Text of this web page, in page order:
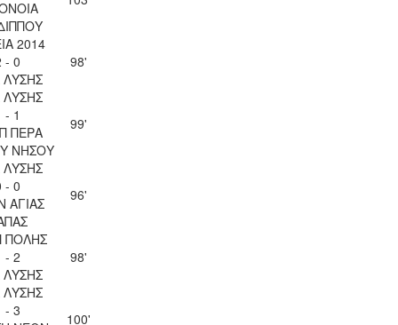
2014
- 0
ΛΥΣΗΣ
98'
ΛΥΣΗΣ
- 1
ΠΕΡΑ
ΝΗΣΟΥ
99'
ΛΥΣΗΣ
- 0
ΑΓΙΑΣ
96'
ΠΟΛΗΣ
- 2
ΛΥΣΗΣ
98'
ΛΥΣΗΣ
- 3
100'